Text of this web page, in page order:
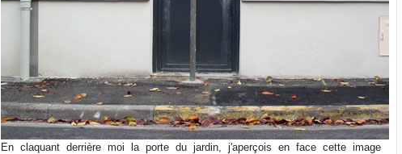
En claquant derrière moi la porte du jardin, j'aperçois en face cette image